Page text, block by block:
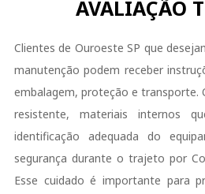
AVALIAÇÃO
Clientes de Ouroeste SP que
manutenção podem receber
embalagem, proteção e transporte.
resistente, materiais internos
identificação adequada do
segurança durante o trajeto por
Esse cuidado é importante para